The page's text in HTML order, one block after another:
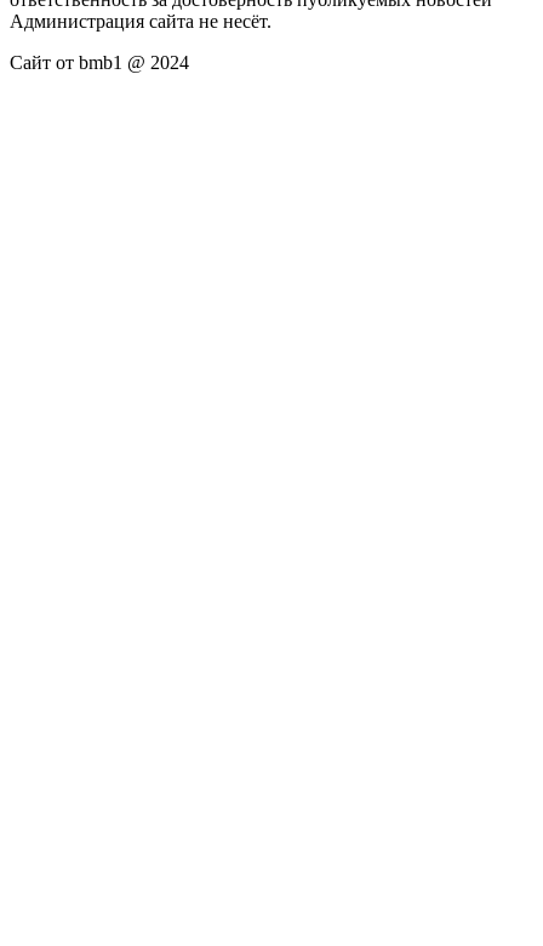
Администрация сайта не несёт.
Сайт от bmb1 @ 2024